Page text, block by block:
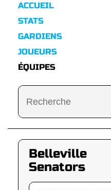
ACCUEIL
STATS
GARDIENS
JOUEURS
ÉQUIPES
Belleville
Senators